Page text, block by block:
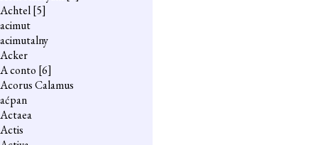
Achtel[5]
acimut
acimutalny
Acker
A conto [6]
Acorus Calamus
aćpan
Actaea
Actis